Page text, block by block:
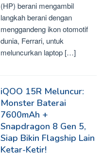
(HP) berani mengambil
langkah berani dengan
menggandeng ikon otomotif
dunia, Ferrari, untuk
meluncurkan laptop […]
iQOO 15R Meluncur:
Monster Baterai
7600mAh +
Snapdragon 8 Gen 5,
Siap Bikin Flagship Lain
Ketar-Ketir!